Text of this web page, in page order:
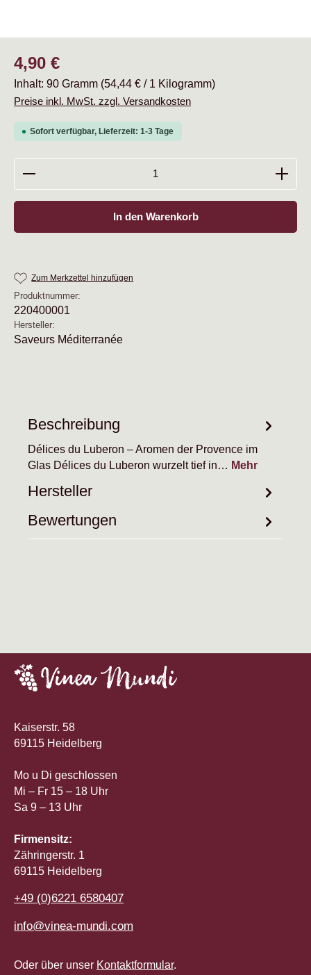
Regulärer Preis:
4,90 €
Inhalt: 90 Gramm (54,44 € / 1 Kilogramm)
Preise inkl. MwSt. zzgl. Versandkosten
Sofort verfügbar, Lieferzeit: 1-3 Tage
Produkt Anzahl: Gib den gewünschten Wert ein
In den Warenkorb
Zum Merkzettel hinzufügen
Produktnummer:
220400001
Hersteller:
Saveurs Méditerranée
Beschreibung
Délices du Luberon – Aromen der Provence im
Glas Délices du Luberon wurzelt tief in… Mehr
Hersteller
Bewertungen
Kaiserstr. 58
69115 Heidelberg
Mo u Di geschlossen
Mi – Fr 15 – 18 Uhr
Sa 9 – 13 Uhr
Firmensitz:
Zähringerstr. 1
69115 Heidelberg
+49 (0)6221 6580407
info@vinea-mundi.com
Oder über unser Kontaktformular.